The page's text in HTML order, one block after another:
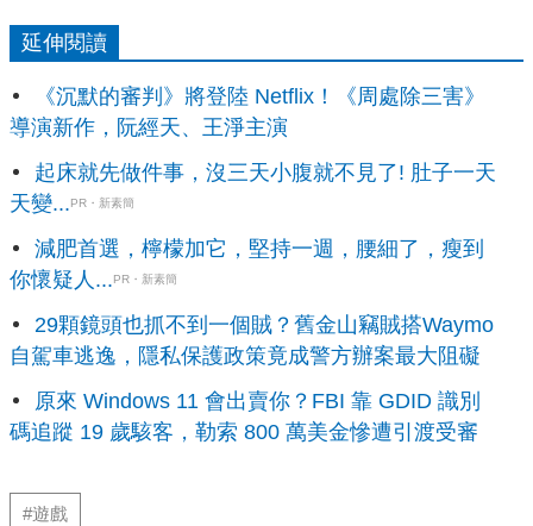
延伸閱讀
《沉默的審判》將登陸 Netflix！《周處除三害》
導演新作，阮經天、王淨主演
起床就先做件事，沒三天小腹就不見了! 肚子一天
天變...PR・新素簡
減肥首選，檸檬加它，堅持一週，腰細了，瘦到
你懷疑人...PR・新素簡
29顆鏡頭也抓不到一個賊？舊金山竊賊搭Waymo
自駕車逃逸，隱私保護政策竟成警方辦案最大阻礙
原來 Windows 11 會出賣你？FBI 靠 GDID 識別
碼追蹤 19 歲駭客，勒索 800 萬美金慘遭引渡受審
#遊戲